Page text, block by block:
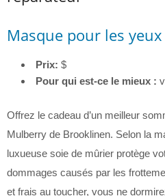
Masque pour les
Prix: $
Pour qui est-ce le mieux :
Offrez le cadeau d’un meilleur
Mulberry de Brooklinen. Selon la
luxueuse soie de mûrier protège
dommages causés par les
et frais au toucher, vous ne